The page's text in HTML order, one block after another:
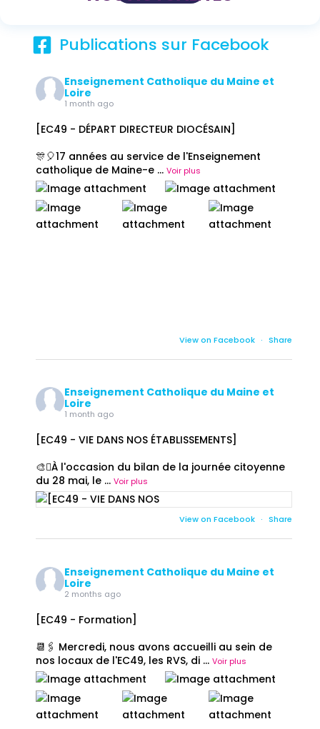
Publications sur Facebook
Enseignement Catholique du Maine et
Loire
1 month ago
[EC49 - DÉPART DIRECTEUR DIOCÉSAIN]
🎊🎈17 années au service de l'Enseignement
catholique de Maine-e ...Voir plus
View on Facebook · Share
Enseignement Catholique du Maine et
Loire
1 month ago
[EC49 - VIE DANS NOS ÉTABLISSEMENTS]
🎨🫟À l'occasion du bilan de la journée citoyenne
du 28 mai, le ...Voir plus
View on Facebook · Share
Enseignement Catholique du Maine et
Loire
2 months ago
[EC49 - Formation]
📆🖇️ Mercredi, nous avons accueilli au sein de
nos locaux de l'EC49, les RVS, di ...Voir plus